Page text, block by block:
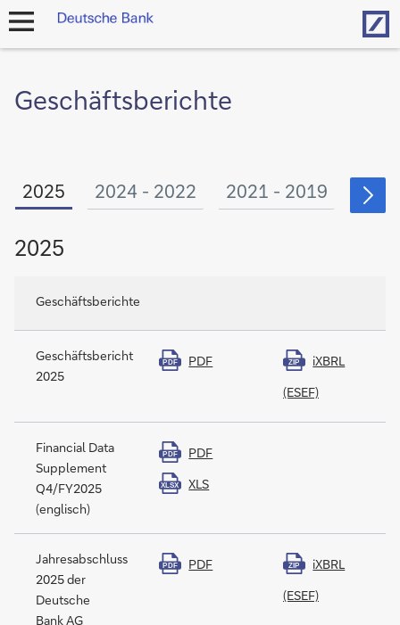
Navigation
Geschäftsberichte
2025 2024 - 2022 2021 - 2019
2025
Geschäftsberichte
Geschäftsbericht
2025
PDF PDF ZIP
iXBRL
(ESEF)
Financial Data
Supplement
Q4/FY2025
(englisch)
PDF PDF
XLSX XLS
Jahresabschluss
2025 der
Deutsche
Bank AG
PDF PDF ZIP
iXBRL
(ESEF)